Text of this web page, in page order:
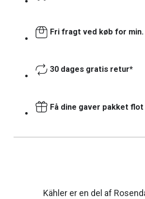
Fri fragt ved køb for min.
30 dages gratis retur*
Få dine gaver pakket flot
Kähler er en del af